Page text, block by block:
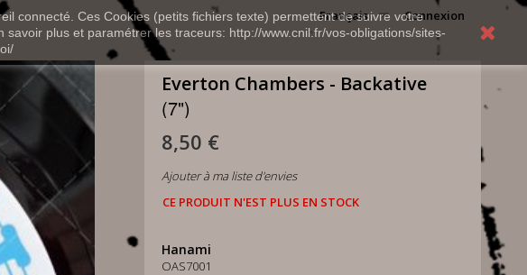
connecté. Ces Cookies (petits fichiers texte) permettent de suivre votre
plus et paramétrer les traceurs: http://www.cnil.fr/vos-obligations/sites-
Connexion
Français
Everton Chambers - Backative
(7")
8,50 €
Ajouter à ma liste d'envies
CE PRODUIT N'EST PLUS EN STOCK
Hanami
OAS7001